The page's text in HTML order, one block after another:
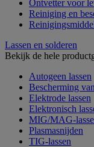
Ontvetter voor
Reiniging en
Lassen en solderen
Bekijk de hele
Autogeen lassen
Bescherming
Elektrode lassen
Elektronisch
MIG/MAG-
Plasmasnijden
TIG-lassen